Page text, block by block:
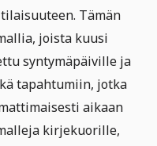
Tämän
joista kuusi
syntymäpäiville ja
tapahtumiin, jotka
aikaan
kirjekuorille,